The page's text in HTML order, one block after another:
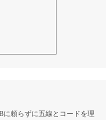
頼らずに五線とコードを理